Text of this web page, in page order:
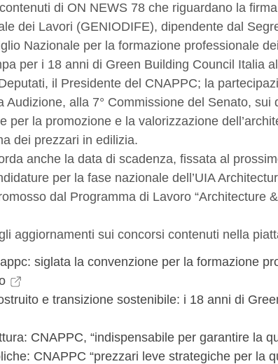
di ON NEWS 78 che riguardano la
dei Lavori (GENIODIFE), dipendente dal
Nazionale per la formazione professionale
per i 18 anni di Green Building Council Italia
il Presidente del CNAPPC; la
Audizione, alla 7° Commissione del Senato, sui
per la promozione e la valorizzazione
dei prezzari in edilizia.
anche la data di scadenza, fissata al
per la fase nazionale dell’UIA
dal Programma di Lavoro “Architecture
aggiornamenti sui concorsi contenuti nella
siglata la convenzione per la formazione
e transizione sostenibile: i 18 anni di
CNAPPC, “indispensabile per garantire la
CNAPPC “prezzari leve strategiche per la